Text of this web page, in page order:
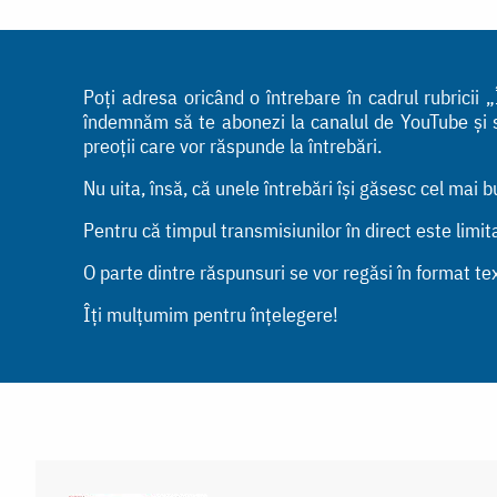
Poți adresa oricând o întrebare în cadrul rubricii
îndemnăm să te abonezi la canalul de YouTube
preoții care vor răspunde la întrebări.
Nu uita, însă, că unele întrebări își găsesc cel mai
Pentru că timpul transmisiunilor în direct este
O parte dintre răspunsuri se vor regăsi în format
Îți mulțumim pentru înțelegere!